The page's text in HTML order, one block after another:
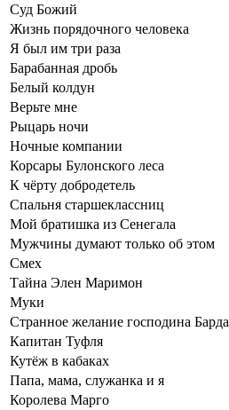
Суд Божий
Жизнь порядочного человека
Я был им три раза
Барабанная дробь
Белый колдун
Верьте мне
Рыцарь ночи
Ночные компании
Корсары Булонского леса
К чёрту добродетель
Спальня старшеклассниц
Мой братишка из Сенегала
Мужчины думают только об этом
Смех
Тайна Элен Маримон
Муки
Странное желание господина Барда
Капитан Туфля
Кутёж в кабаках
Папа, мама, служанка и я
Королева Марго